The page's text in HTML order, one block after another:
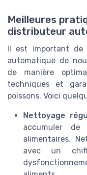
Meilleures
distributeur
Il est important de
automatique de
de manière
techniques et
poissons. Voici
Nettoyage
accumuler
alimentaires.
avec un